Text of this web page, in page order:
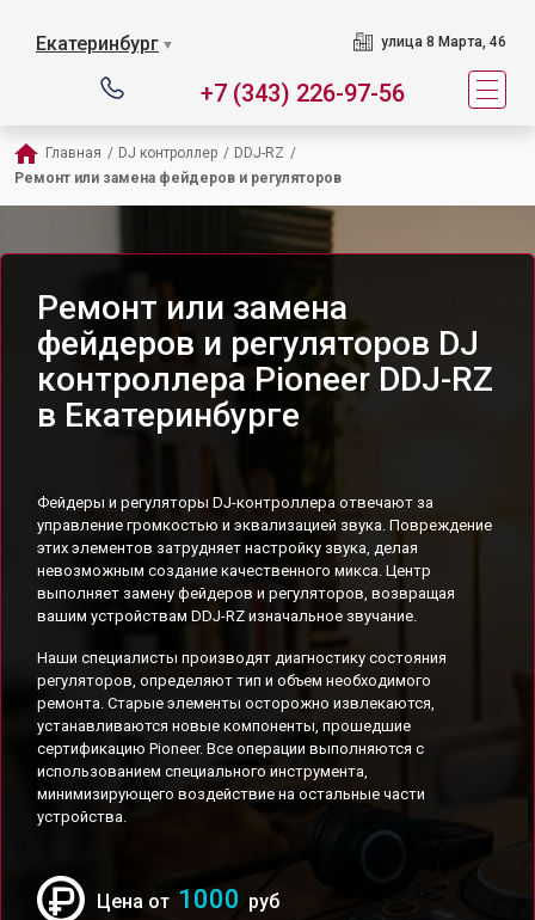
Екатеринбург ▼ улица 8 Марта, 46
+7 (343) 226-97-56
Главная / DJ контроллер / DDJ-RZ /
Ремонт или замена фейдеров и регуляторов
Ремонт или замена
фейдеров и регуляторов DJ
контроллера Pioneer DDJ-RZ
в Екатеринбурге
Фейдеры и регуляторы DJ-контроллера отвечают за
управление громкостью и эквализацией звука. Повреждение
этих элементов затрудняет настройку звука, делая
невозможным создание качественного микса. Центр
выполняет замену фейдеров и регуляторов, возвращая
вашим устройствам DDJ-RZ изначальное звучание.
Наши специалисты производят диагностику состояния
регуляторов, определяют тип и объем необходимого
ремонта. Старые элементы осторожно извлекаются,
устанавливаются новые компоненты, прошедшие
сертификацию Pioneer. Все операции выполняются с
использованием специального инструмента,
минимизирующего воздействие на остальные части
устройства.
Цена от 1000 руб